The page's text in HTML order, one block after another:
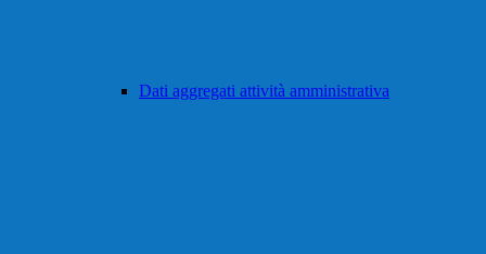
Dati aggregati attività amministrativa